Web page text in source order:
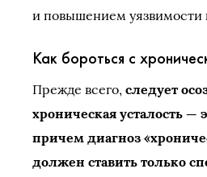
и повышением уязвимости
Как бороться с
Прежде всего, следует
хроническая усталость —
причем диагноз
должен ставить только